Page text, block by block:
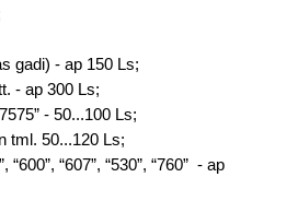
gadi) - ap 150 Ls;
- ap 300 Ls;
- 50...100 Ls;
tml. 50...120 Ls;
“600”, “607”, “530”, “760” - ap